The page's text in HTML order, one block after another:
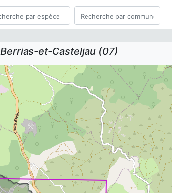
Berrias-et-Casteljau (07)